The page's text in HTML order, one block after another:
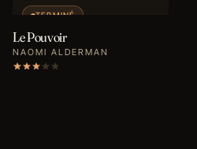
TERMINÉ
Le Pouvoir
NAOMI ALDERMAN